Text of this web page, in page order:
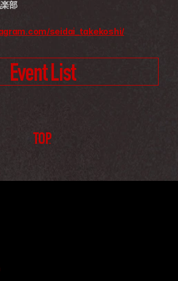
部
seidai_takekoshi/
Event List
TOP